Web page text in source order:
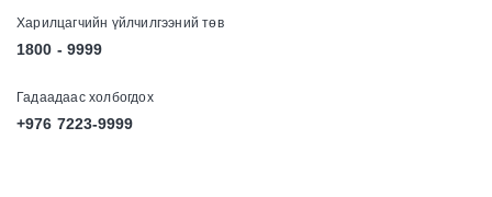
Харилцагчийн үйлчилгээний төв
1800 - 9999
Гадаадаас холбогдох
+976 7223-9999